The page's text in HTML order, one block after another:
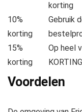
korting
10%
korting
Gebruik
15%
korting
Op heel
Voordelen